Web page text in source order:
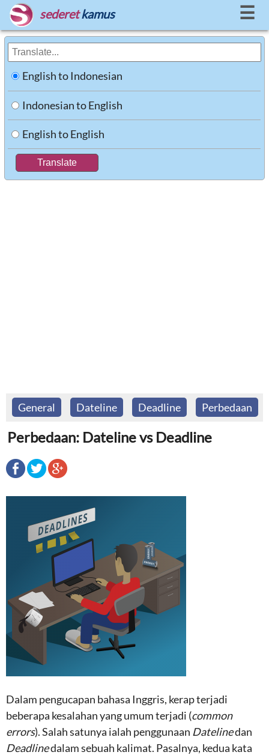
sederet kamus ☰
English to Indonesian
Indonesian to English
English to English
General Dateline Deadline Perbedaan
Perbedaan: Dateline vs Deadline
Dalam pengucapan bahasa Inggris, kerap terjadi
beberapa kesalahan yang umum terjadi (common
errors). Salah satunya ialah penggunaan Datelinedan
Deadlinedalam sebuah kalimat. Pasalnya, kedua kata